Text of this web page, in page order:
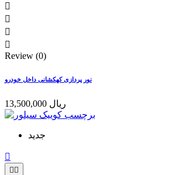




Review (0)
نور پردازی کهکشانی داخل خودرو
13,500,000 ریال
جدید

 